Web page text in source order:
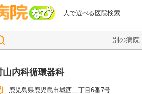
人で選べる医院検索
病院なび
山内科循環器科
鹿児島県鹿児島市城西二丁目6番7号